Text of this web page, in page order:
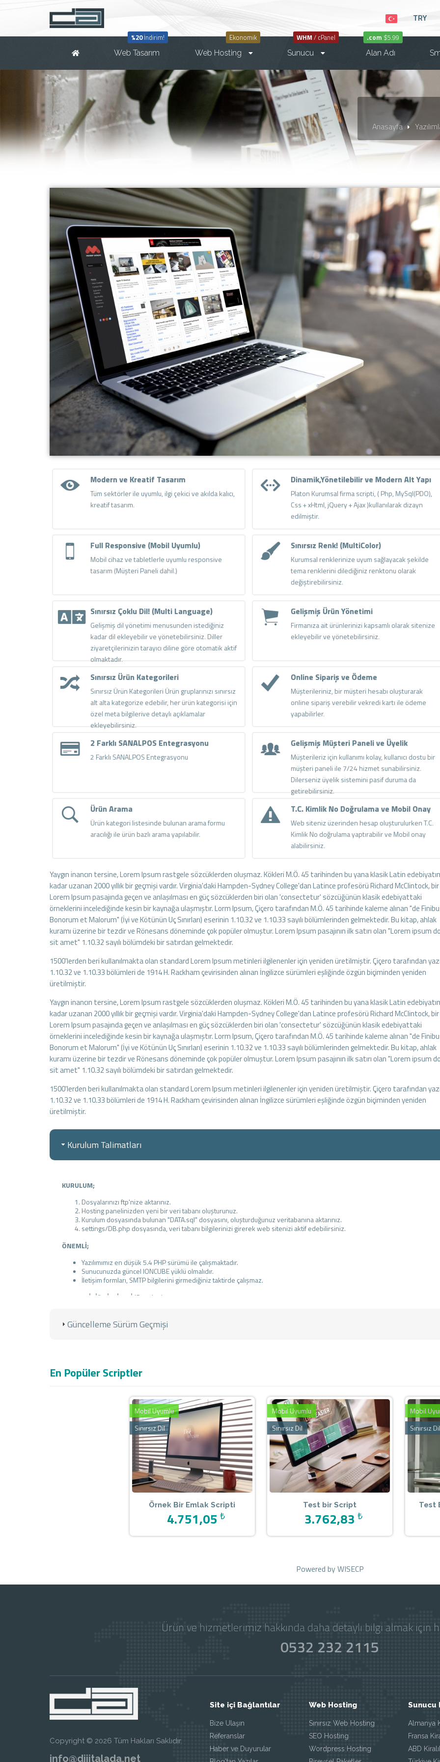
TRY
%20İndirim!
Web Tasarım
Ekonomik
Web Hosting
WHM / cPanel
Sunucu
.com $5.99
Alan Adı
Anasayfa
Modern ve Kreatif Tasarım
Tüm sektörler ile uyumlu, ilgi çekici ve akılda kalıcı,
kreatif tasarım.
Dinamik,Yönetilebilir ve Modern Alt Yapı
Platon Kurumsal firma scripti, ( Php, MySql(PDO),
Css + xHtml, jQuery + Ajax )kullanılarak dizayn
edilmiştir.
Full Responsive (Mobil Uyumlu)
Mobil cihaz ve tabletlerle uyumlu responsive
tasarım (Müşteri Paneli dahil.)
Sınırsız Renk! (MultiColor)
Kurumsal renklerinize uyum sağlayacak şekilde
tema renklerini dilediğiniz renktonu olarak
değiştirebilirsiniz.
Sınırsız Çoklu Dil! (Multi Language)
Gelişmiş dil yönetimi menusunden istediğiniz
kadar dil ekleyebilir ve yönetebilirsiniz. Diller
ziyaretçilerinizin tarayıcı diline göre otomatik aktif
olmaktadır.
Gelişmiş Ürün Yönetimi
Firmanıza ait ürünlerinizi kapsamlı olarak sitenize
ekleyebilir ve yönetebilirsiniz.
Sınırsız Ürün Kategorileri
Sınırsız Ürün Kategorileri Ürün gruplarınızı sınırsız
alt alta kategorize edebilir, her ürün kategorisi için
özel meta bilgilerive detaylı açıklamalar
ekleyebilirsiniz.
Online Sipariş ve Ödeme
Müşterileriniz, bir müşteri hesabı oluşturarak
online sipariş verebilir vekredi kartı ile ödeme
yapabilirler.
2 Farklı SANALPOS Entegrasyonu
2 Farklı SANALPOS Entegrasyonu
Gelişmiş Müşteri Paneli ve Üyelik
Müşterileriz için kullanımı kolay, kullanıcı dostu bir
müşteri paneli ile 7/24 hizmet sunabilirsiniz.
Dilerseniz üyelik sistemini pasif duruma da
getirebilirsiniz.
Ürün Arama
Ürün kategori listesinde bulunan arama formu
aracılığı ile ürün bazlı arama yapılabilir.
T.C. Kimlik No Doğrulama ve Mobil Onay
Web siteniz üzerinden hesap oluşturulurken T.C.
Kimlik No doğrulama yaptırabilir ve Mobil onay
alabilirsiniz.
Yaygın inancın tersine, Lorem Ipsum rastgele sözcüklerden oluşmaz. Kökleri M.Ö. 45 tarihinden bu yana klasik Latin
kadar uzanan 2000 yıllık bir geçmişi vardır. Virginia'daki Hampden-Sydney College'dan Latince profesörü Richard McClintock, bir
Lorem Ipsum pasajında geçen ve anlaşılması en güç sözcüklerden biri olan 'consectetur' sözcüğünün klasik edebiyattaki
örneklerini incelediğinde kesin bir kaynağa ulaşmıştır. Lorm Ipsum, Çiçero tarafından M.Ö. 45 tarihinde kaleme alınan "de
Bonorum et Malorum" (İyi ve Kötünün Uç Sınırları) eserinin 1.10.32 ve 1.10.33 sayılı bölümlerinden gelmektedir. Bu kitap, ahlak
kuramı üzerine bir tezdir ve Rönesans döneminde çok popüler olmuştur. Lorem Ipsum pasajının ilk satırı olan "Lorem ipsum
sit amet" 1.10.32 sayılı bölümdeki bir satırdan gelmektedir.
1500'lerden beri kullanılmakta olan standard Lorem Ipsum metinleri ilgilenenler için yeniden üretilmiştir. Çiçero tarafından
1.10.32 ve 1.10.33 bölümleri de 1914 H. Rackham çevirisinden alınan İngilizce sürümleri eşliğinde özgün biçiminden yeniden
üretilmiştir.
Yaygın inancın tersine, Lorem Ipsum rastgele sözcüklerden oluşmaz. Kökleri M.Ö. 45 tarihinden bu yana klasik Latin
kadar uzanan 2000 yıllık bir geçmişi vardır. Virginia'daki Hampden-Sydney College'dan Latince profesörü Richard McClintock, bir
Lorem Ipsum pasajında geçen ve anlaşılması en güç sözcüklerden biri olan 'consectetur' sözcüğünün klasik edebiyattaki
örneklerini incelediğinde kesin bir kaynağa ulaşmıştır. Lorm Ipsum, Çiçero tarafından M.Ö. 45 tarihinde kaleme alınan "de
Bonorum et Malorum" (İyi ve Kötünün Uç Sınırları) eserinin 1.10.32 ve 1.10.33 sayılı bölümlerinden gelmektedir. Bu kitap, ahlak
kuramı üzerine bir tezdir ve Rönesans döneminde çok popüler olmuştur. Lorem Ipsum pasajının ilk satırı olan "Lorem ipsum
sit amet" 1.10.32 sayılı bölümdeki bir satırdan gelmektedir.
1500'lerden beri kullanılmakta olan standard Lorem Ipsum metinleri ilgilenenler için yeniden üretilmiştir. Çiçero tarafından
1.10.32 ve 1.10.33 bölümleri de 1914 H. Rackham çevirisinden alınan İngilizce sürümleri eşliğinde özgün biçiminden yeniden
üretilmiştir.
Kurulum Talimatları
KURULUM;
Dosyalarınızı ftp'nize aktarınız.
Hosting panelinizden yeni bir veri tabanı oluşturunuz.
Kurulum dosyasında bulunan "DATA.sql" dosyasını, oluşturduğunuz veritabanına aktarınız.
settings/DB.php dosyasında, veri tabanı bilgilerinizi girerek web sitenizi aktif edebilirsiniz.
ÖNEMLİ;
Yazılımımız en düşük 5.4 PHP sürümü ile çalışmaktadır.
Sunucunuzda güncel IONCUBE yüklü olmalıdır.
İletişim formları, SMTP bilgilerini girmediğiniz taktirde çalışmaz.
ADMIN GİRİŞ BİLGİLERİ (Standart);
E-Posta : info@example.com
Güncelleme Sürüm Geçmişi
En Popüler Scriptler
Mobil Uyumlu
Sınırsız Dil
Örnek Bir Emlak Scripti
₺
4.751,05
Mobil Uyumlu
Sınırsız Dil
Test bir Script
₺
3.762,83
Mobil
Sınırsız
Test
Powered byWISECP
Ürün ve hizmetlerimiz hakkında daha detaylı bilgi almak için
0532 232 2115
Copyright © 2026 Tüm Hakları Saklıdır.
info@dijitalada.net
Site içi Bağlantılar
Bize Ulaşın
Referanslar
Haber ve Duyurular
Web Hosting
Sınırsız Web Hosting
SEO Hosting
Wordpress Hosting
Sunucu
Almanya
Fransa
ABD